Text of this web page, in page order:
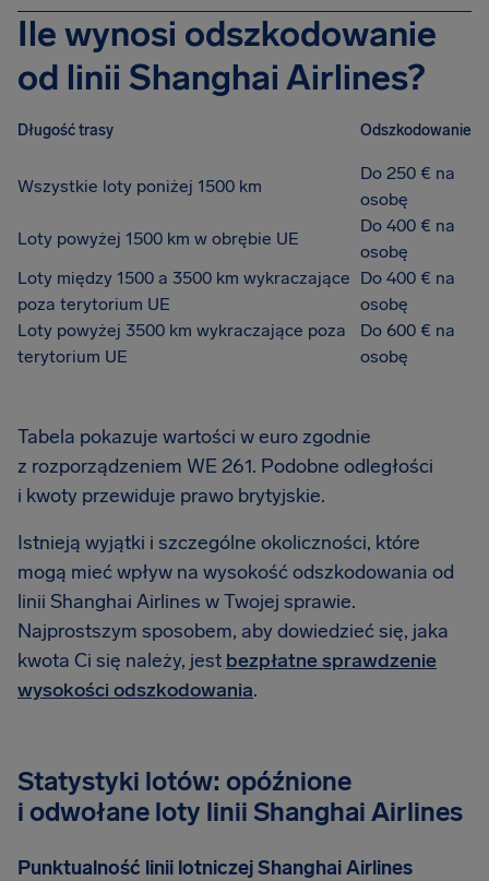
Ile wynosi odszkodowanie
od linii Shanghai Airlines?
Długość trasy Odszkodowanie
Wszystkie loty poniżej 1500 km
Do 250 € na
osobę
Loty powyżej 1500 km w obrębie UE
Do 400 € na
osobę
Loty między 1500 a 3500 km wykraczające
poza terytorium UE
Do 400 € na
osobę
Loty powyżej 3500 km wykraczające poza
terytorium UE
Do 600 € na
osobę
Tabela pokazuje wartości w euro zgodnie
z rozporządzeniem WE 261. Podobne odległości
i kwoty przewiduje prawo brytyjskie.
Istnieją wyjątki i szczególne okoliczności, które
mogą mieć wpływ na wysokość odszkodowania od
linii Shanghai Airlines w Twojej sprawie.
Najprostszym sposobem, aby dowiedzieć się, jaka
kwota Ci się należy, jest bezpłatne sprawdzenie
wysokości odszkodowania.
Statystyki lotów: opóźnione
i odwołane loty linii Shanghai Airlines
Punktualność linii lotniczej Shanghai Airlines